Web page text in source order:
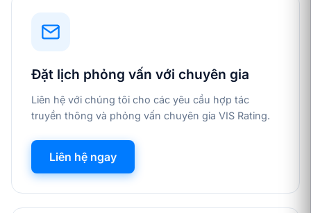
Đặt lịch phỏng vấn với chuyên gia
Liên hệ với chúng tôi cho các yêu cầu hợp tác
truyền thông và phỏng vấn chuyên gia VIS Rating.
Liên hệ ngay